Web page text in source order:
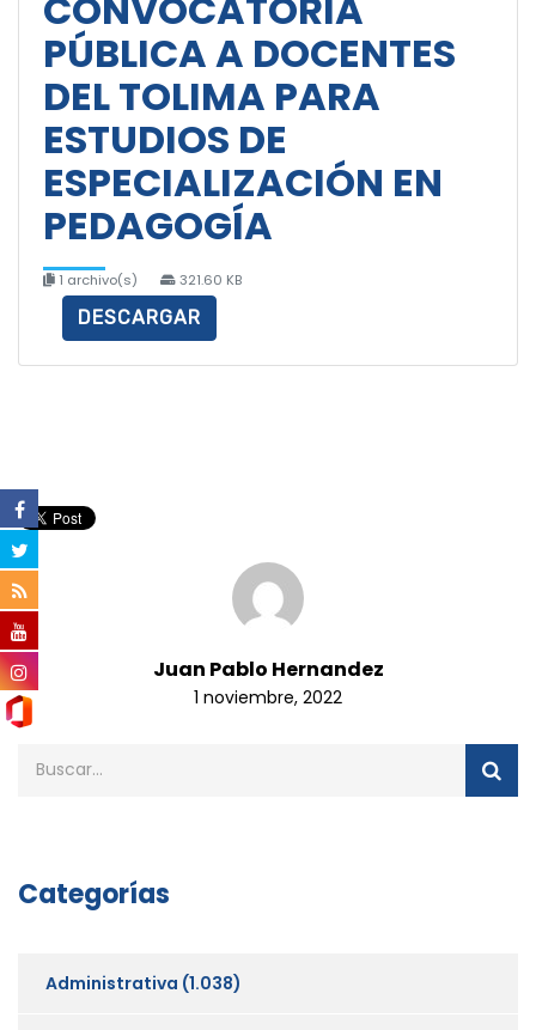
PÚBLICA A DOCENTES
DEL TOLIMA PARA
ESTUDIOS DE
ESPECIALIZACIÓN EN
PEDAGOGÍA
1 archivo(s) 321.60 KB
DESCARGAR
Juan Pablo Hernandez
1 noviembre, 2022
Categorías
Administrativa (1.038)